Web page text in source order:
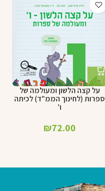
על קצה הלשון ומעולמה של
ספרות (לחינוך הממ"ד) לכיתה
ו'
₪72.00